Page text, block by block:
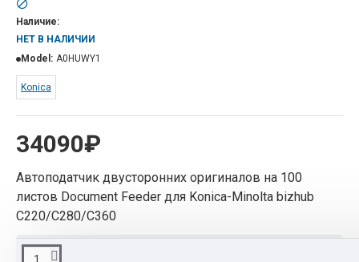
34090₽
Наличие:
НЕТ В НАЛИЧИИ
Model: A0HUWY1
Konica
Автоподатчик двусторонних оригиналов на 100
листов Document Feeder для Konica-Minolta bizhub
C220/C280/C360
ОПИСАНИЕ